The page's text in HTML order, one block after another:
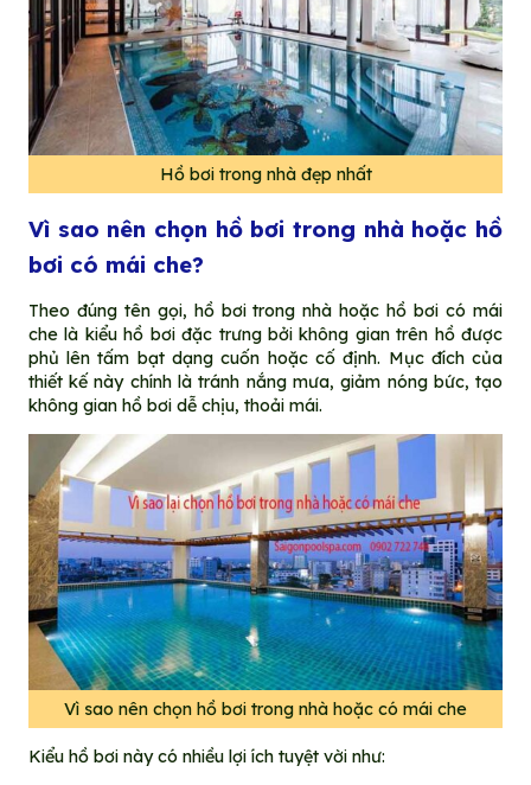
Hồ bơi trong nhà đẹp nhất
Vì sao nên chọn hồ bơi trong nhà hoặc hồ
bơi có mái che?
Theo đúng tên gọi, hồ bơi trong nhà hoặc hồ bơi có mái
che là kiểu hồ bơi đặc trưng bởi không gian trên hồ được
phủ lên tấm bạt dạng cuốn hoặc cố định. Mục đích của
thiết kế này chính là tránh nắng mưa, giảm nóng bức, tạo
không gian hồ bơi dễ chịu, thoải mái.
Vì sao nên chọn hồ bơi trong nhà hoặc có mái che
Kiểu hồ bơi này có nhiều lợi ích tuyệt vời như: